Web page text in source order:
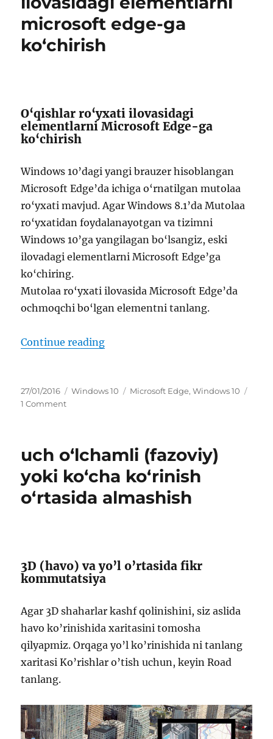
microsoft edge-ga
ko‘chirish
O‘qishlar ro‘yxati ilovasidagi
elementlarni Microsoft Edge-ga
ko‘chirish
Windows 10’dagi yangi brauzer hisoblangan
Microsoft Edge’da ichiga o‘rnatilgan mutolaa
ro‘yxati mavjud. Agar Windows 8.1’da Mutolaa
ro‘yxatidan foydalanayotgan va tizimni
Windows 10’ga yangilagan bo‘lsangiz, eski
ilovadagi elementlarni Microsoft Edge’ga
ko‘chiring.
Mutolaa ro‘yxati ilovasida Microsoft Edge’da
ochmoqchi bo‘lgan elementni tanlang.
Continue reading“o‘qishlar ro‘yxati ilovasidagi
Posted
on
27/01/2016 Categories
Windows 10 Tags
Microsoft Edge,Windows 10
1 Commenton
elementlarni
edge-
ga
ko‘chirish
uch o‘lchamli (fazoviy)
yoki ko‘cha ko‘rinish
o‘rtasida almashish
3D (havo) va yo’l o’rtasida fikr
kommutatsiya
Agar 3D shaharlar kashf qolinishini, siz aslida
havo ko’rinishida xaritasini tomosha
qilyapmiz. Orqaga yo’l ko’rinishida ni tanlang
xaritasi Ko’rishlar o’tish uchun, keyin Road
tanlang.